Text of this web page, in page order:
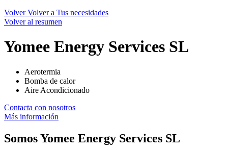
Volver Volver a Tus necesidades
Volver al resumen
Yomee Energy Services SL
Aerotermia
Bomba de calor
Aire Acondicionado
Contacta con nosotros
Más información
SomosYomee Energy Services SL